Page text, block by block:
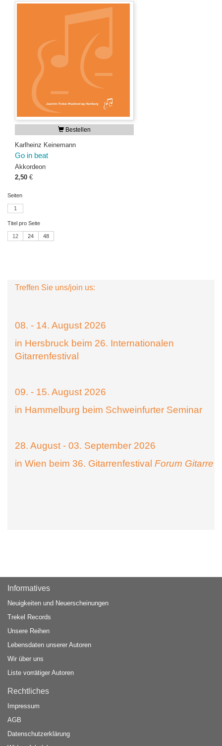
Bestellen
Karlheinz Keinemann
Go in beat
Akkordeon
2,50 €
Seiten
1
Titel pro Seite
12 24 48
Treffen Sie uns/join us:
08. - 14. August 2026
in Hersbruck beim 26. Internationalen
Gitarrenfestival
09. - 15. August 2026
in Hammelburg beim Schweinfurter Seminar
28. August - 03. September 2026
in Wien beim 36. Gitarrenfestival Forum Gitarre
Informatives
Neuigkeiten und Neuerscheinungen
Trekel Records
Unsere Reihen
Lebensdaten unserer Autoren
Wir über uns
Liste vorrätiger Autoren
Rechtliches
Impressum
AGB
Datenschutzerklärung